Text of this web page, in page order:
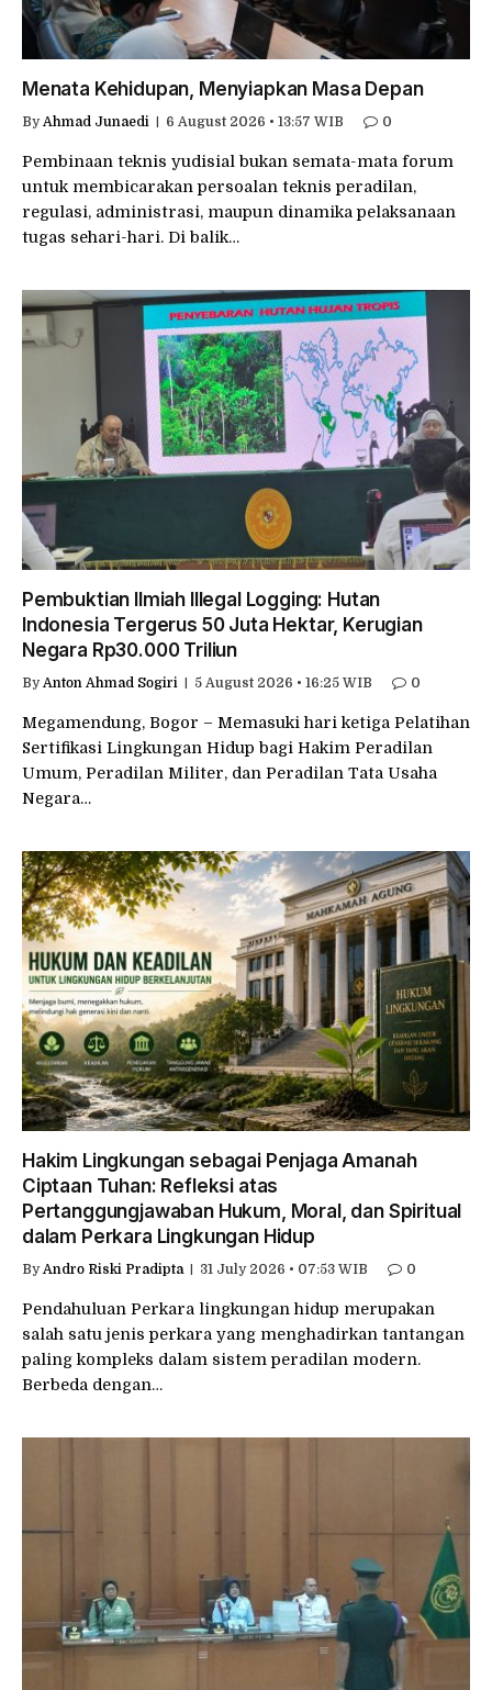
Menata Kehidupan, Menyiapkan Masa Depan
By Ahmad Junaedi 6 August 2026 • 13:57 WIB 0
Pembinaan teknis yudisial bukan semata-mata forum
untuk membicarakan persoalan teknis peradilan,
regulasi, administrasi, maupun dinamika pelaksanaan
tugas sehari-hari. Di balik…
Pembuktian Ilmiah Illegal Logging: Hutan
Indonesia Tergerus 50 Juta Hektar, Kerugian
Negara Rp30.000 Triliun
By Anton Ahmad Sogiri 5 August 2026 • 16:25 WIB 0
Megamendung, Bogor – Memasuki hari ketiga Pelatihan
Sertifikasi Lingkungan Hidup bagi Hakim Peradilan
Umum, Peradilan Militer, dan Peradilan Tata Usaha
Negara…
Hakim Lingkungan sebagai Penjaga Amanah
Ciptaan Tuhan: Refleksi atas
Pertanggungjawaban Hukum, Moral, dan Spiritual
dalam Perkara Lingkungan Hidup
By Andro Riski Pradipta 31 July 2026 • 07:53 WIB 0
Pendahuluan Perkara lingkungan hidup merupakan
salah satu jenis perkara yang menghadirkan tantangan
paling kompleks dalam sistem peradilan modern.
Berbeda dengan…